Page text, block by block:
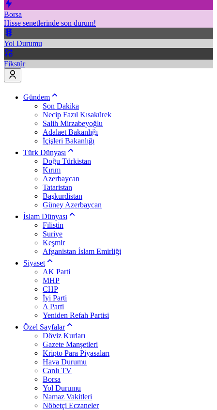
Borsa
Hisse senetlerinde son durum!
Yol Durumu
Fikstür
Gündem
Son Dakika
Necip Fazıl Kısakürek
Salih Mirzabeyoğlu
Adalaet Bakanlığı
İçişleri Bakanlığı
Türk Dünyası
Doğu Türkistan
Kırım
Azerbaycan
Tataristan
Başkurdistan
Güney Azerbaycan
İslam Dünyası
Filistin
Suriye
Keşmir
Afganistan İslam Emirliği
Siyaset
AK Parti
MHP
CHP
İyi Parti
A Parti
Yeniden Refah Partisi
Özel Sayfalar
Döviz Kurları
Gazete Manşetleri
Kripto Para Piyasaları
Hava Durumu
Canlı TV
Borsa
Yol Durumu
Namaz Vakitleri
Nöbetçi Eczaneler